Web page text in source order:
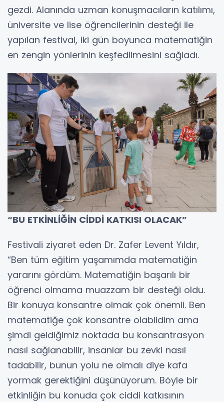
gezdi. Alanında uzman konuşmacıların katılımı,
üniversite ve lise öğrencilerinin desteği ile
yapılan festival, iki gün boyunca matematiğin
en zengin yönlerinin keşfedilmesini sağladı.
“BU ETKİNLİĞİN CİDDİ KATKISI OLACAK”
Festivali ziyaret eden Dr. Zafer Levent Yıldır,
“Ben tüm eğitim yaşamımda matematiğin
yararını gördüm. Matematiğin başarılı bir
öğrenci olmama muazzam bir desteği oldu.
Bir konuya konsantre olmak çok önemli. Ben
matematiğe çok konsantre olabildim ama
şimdi geldiğimiz noktada bu konsantrasyon
nasıl sağlanabilir, insanlar bu zevki nasıl
tadabilir, bunun yolu ne olmalı diye kafa
yormak gerektiğini düşünüyorum. Böyle bir
etkinliğin bu konuda çok ciddi katkısının